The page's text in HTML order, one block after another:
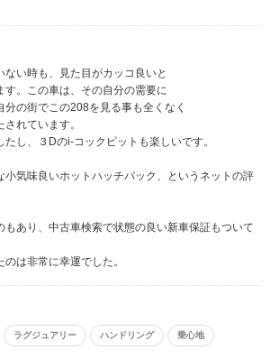
い時も、見た目がカッコ良いと
す。この車は、その自分の需要に
分の街でこの208を見る事も全くなく
れています。
し、３Dのi-コックピットも楽しいです。
小気味良いホットハッチバック、というネットの評
もあり、中古車検索で状態の良い新車保証もついて
は非常に幸運でした。
ラグジュアリー ハンドリング 乗心地